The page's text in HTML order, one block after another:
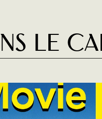
le